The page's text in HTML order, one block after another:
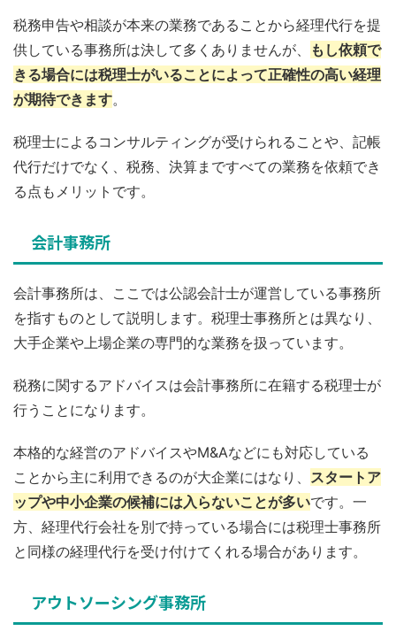
税務申告や相談が本来の業務であることから経理代行を提
供している事務所は決して多くありませんが、
もし依頼で
きる場合には税理士がいることによって正確性の高い経理
が期待できます。
税理士によるコンサルティングが受けられることや、記帳
代行だけでなく、税務、決算まですべての業務を依頼でき
る点もメリットです。
会計事務所
会計事務所は、ここでは公認会計士が運営している事務所
を指すものとして説明します。税理士事務所とは異なり、
大手企業や上場企業の専門的な業務を扱っています。
税務に関するアドバイスは会計事務所に在籍する税理士が
行うことになります。
本格的な経営のアドバイスやM&Aなどにも対応している
ことから主に利用できるのが大企業にはなり、 スタートア
ップや中小企業の候補には入らないことが多いです。一
方、経理代行会社を別で持っている場合には税理士事務所
と同様の経理代行を受け付けてくれる場合があります。
アウトソーシング事務所